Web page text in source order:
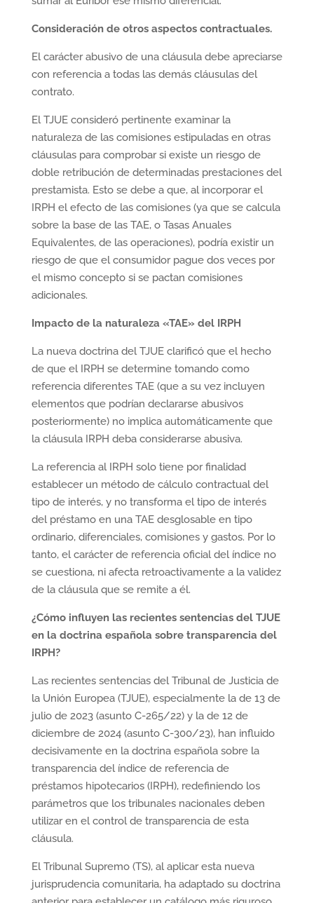
Consideración de otros aspectos contractuales.
El carácter abusivo de una cláusula debe apreciarse
con referencia a todas las demás cláusulas del
contrato.
El TJUE consideró pertinente examinar la
naturaleza de las comisiones estipuladas en otras
cláusulas para comprobar si existe un riesgo de
doble retribución de determinadas prestaciones del
prestamista. Esto se debe a que, al incorporar el
IRPH el efecto de las comisiones (ya que se calcula
sobre la base de las TAE, o Tasas Anuales
Equivalentes, de las operaciones), podría existir un
riesgo de que el consumidor pague dos veces por
el mismo concepto si se pactan comisiones
adicionales.
Impacto de la naturaleza «TAE» del IRPH
La nueva doctrina del TJUE clarificó que el hecho
de que el IRPH se determine tomando como
referencia diferentes TAE (que a su vez incluyen
elementos que podrían declararse abusivos
posteriormente) no implica automáticamente que
la cláusula IRPH deba considerarse abusiva.
La referencia al IRPH solo tiene por finalidad
establecer un método de cálculo contractual del
tipo de interés, y no transforma el tipo de interés
del préstamo en una TAE desglosable en tipo
ordinario, diferenciales, comisiones y gastos. Por lo
tanto, el carácter de referencia oficial del índice no
se cuestiona, ni afecta retroactivamente a la validez
de la cláusula que se remite a él.
¿Cómo influyen las recientes sentencias del TJUE
en la doctrina española sobre transparencia del
IRPH?
Las recientes sentencias del Tribunal de Justicia de
la Unión Europea (TJUE), especialmente la de 13 de
julio de 2023 (asunto C-265/22) y la de 12 de
diciembre de 2024 (asunto C-300/23), han influido
decisivamente en la doctrina española sobre la
transparencia del índice de referencia de
préstamos hipotecarios (IRPH), redefiniendo los
parámetros que los tribunales nacionales deben
utilizar en el control de transparencia de esta
cláusula.
El Tribunal Supremo (TS), al aplicar esta nueva
jurisprudencia comunitaria, ha adaptado su doctrina